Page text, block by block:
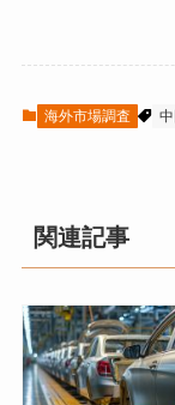
海外市場調査
関連記事